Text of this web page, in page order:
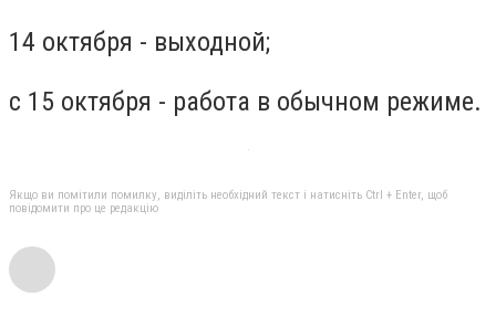
14 октября - выходной;
с 15 октября - работа в обычном режиме.
Якщо ви помітили помилку, виділіть необхідний текст і натисніть Ctrl + Enter, щоб
повідомити про це редакцію